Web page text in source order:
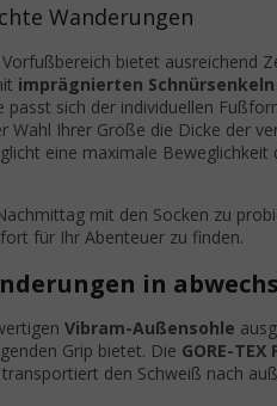
Wanderungen
bietet ausreichend
imprägnierten Schnürsenkeln
passt sich der individuellen
Wahl Ihrer Größe die Dicke der
eine maximale
mit den Socken zu
für Ihr Abenteuer zu finden.
in
Vibram-Außensohle
Grip bietet. Die GORE-
den Schweiß nach